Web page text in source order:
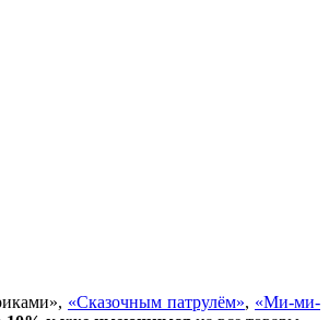
«Сказочным патрулём», «Ми-ми-